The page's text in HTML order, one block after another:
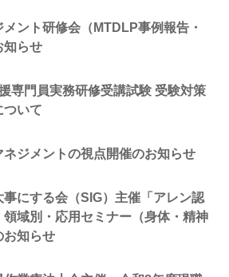
ント研修会（MTDLP事例報告・
知らせ
専門員実務研修受講試験 受験対策
ついて
ジメントの視点開催のお知らせ
にする会（SIG）主催「アレン認
域別・応用セミナー（身体・精神
お知らせ